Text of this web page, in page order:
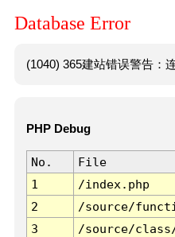
Database Error
(1040) 365建站错误警告：
PHP Debug
No. File
1
/index.php
2
/source/
3
/source/